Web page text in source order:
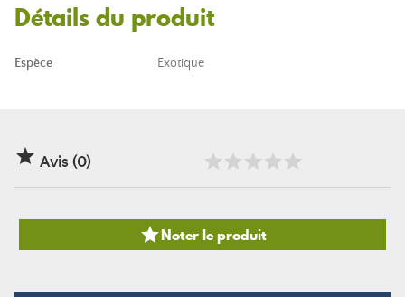
Détails du produit
Espèce Exotique
 Avis (0)
Noter le produit